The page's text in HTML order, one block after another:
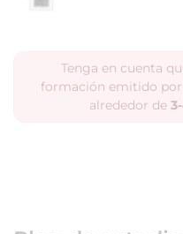
Tenga en cuenta
formación emitido
alrededor de